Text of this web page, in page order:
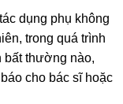
dụng phụ không
trong quá trình
bất thường nào,
cho bác sĩ hoặc